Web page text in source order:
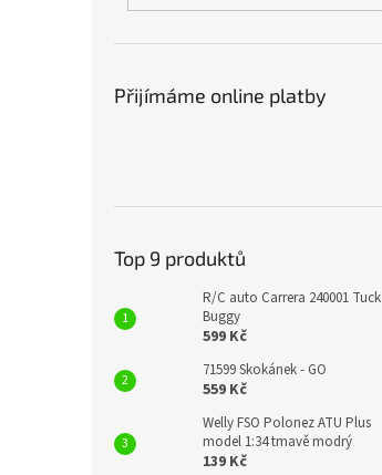
Přijímáme online platby
Top 9 produktů
R/C auto Carrera 240001 Tuck
Buggy
599 Kč
71599 Skokánek - GO
559 Kč
Welly FSO Polonez ATU Plus
model 1:34 tmavě modrý
139 Kč